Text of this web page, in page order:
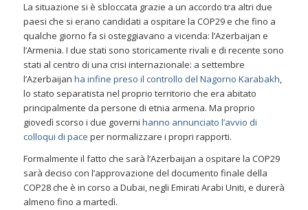
La situazione si è sbloccata grazie a un accordo tra altri due
paesi che si erano candidati a ospitare la COP29 e che fino a
qualche giorno fa si osteggiavano a vicenda: l’Azerbaijan e
l’Armenia. I due stati sono storicamente rivali e di recente sono
stati al centro di una crisi internazionale: a settembre
l’Azerbaijan ha infine preso il controllo del Nagorno Karabakh,
lo stato separatista nel proprio territorio che era abitato
principalmente da persone di etnia armena. Ma proprio
giovedì scorso i due governi hanno annunciato l’avvio di
colloqui di pace per normalizzare i propri rapporti.
Formalmente il fatto che sarà l’Azerbaijan a ospitare la COP29
sarà deciso con l’approvazione del documento finale della
COP28 che è in corso a Dubai, negli Emirati Arabi Uniti, e durerà
almeno fino a martedì.